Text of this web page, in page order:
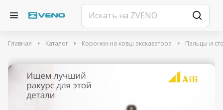
Главная Каталог Коронки на ковш экскаватора Пальцы и